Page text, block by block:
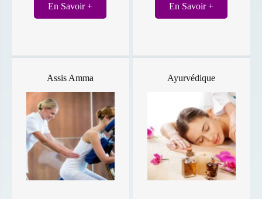
En Savoir + En Savoir +
Assis Amma Ayurvédique